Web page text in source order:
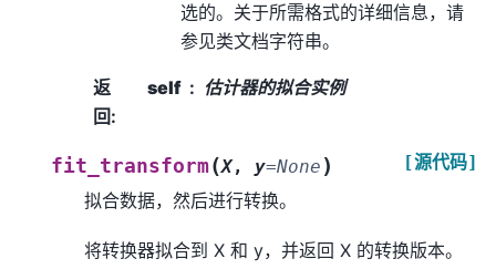
选的。关于所需格式的详细信息，请
参见类文档字符串。
返
回:
self 估计器的拟合实例
fit_transform(X, y=None ) [源代码]
拟合数据，然后进行转换。
将转换器拟合到 X 和 y，并返回 X 的转换版本。